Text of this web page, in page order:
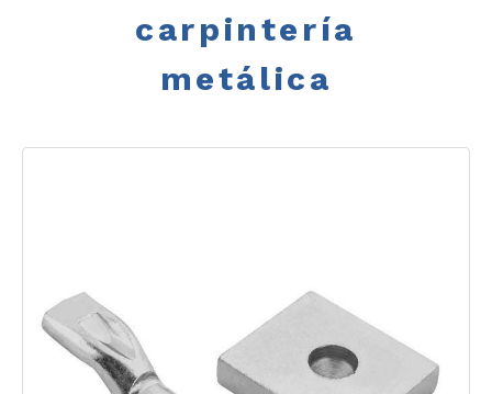
carpintería
metálica